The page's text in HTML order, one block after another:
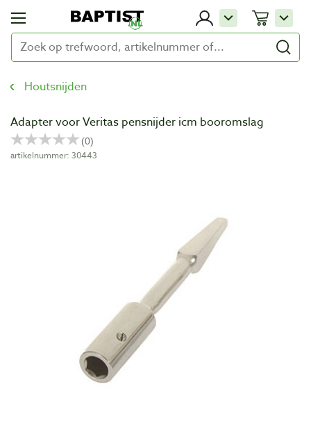
Houtsnijden
Adapter voor Veritas pensnijder icm booromslag
artikelnummer: 30443